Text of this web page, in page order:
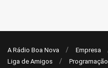
A Rádio Boa Nova Empresa
Liga de Amigos
Programação